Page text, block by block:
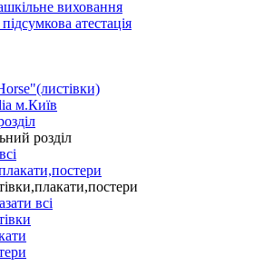
виховання
атестація
м.Київ
розділ
всі